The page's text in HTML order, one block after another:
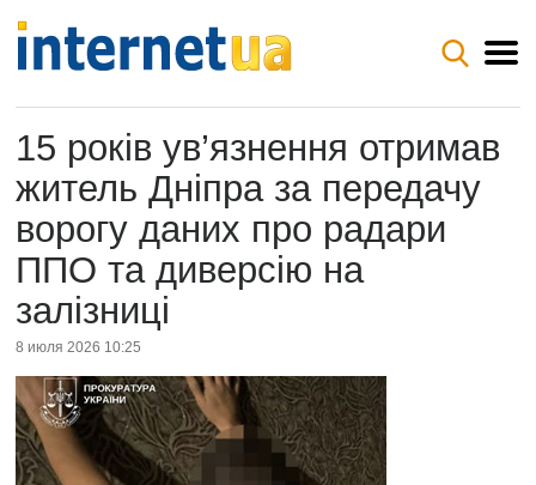
15 років ув’язнення отримав
житель Дніпра за передачу
ворогу даних про радари
ППО та диверсію на
залізниці
8 июля 2026 10:25